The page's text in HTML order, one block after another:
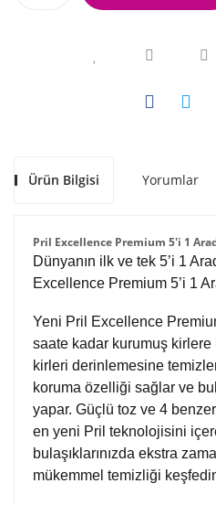
Ürün Bilgisi Yorumlar
Pril Excellence Premium 5'i 1
Dünyanın ilk ve tek 5’i 1
Excellence Premium 5’i 1
Yeni Pril Excellence
saate kadar kurumuş kirlere
kirleri derinlemesine
koruma özelliği sağlar ve
yapar. Güçlü toz ve 4
en yeni Pril teknolojisini
bulaşıklarınızda ekstra
mükemmel temizliği